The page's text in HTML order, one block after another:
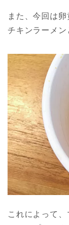
また、今回は卵
チキンラーメン
これによって